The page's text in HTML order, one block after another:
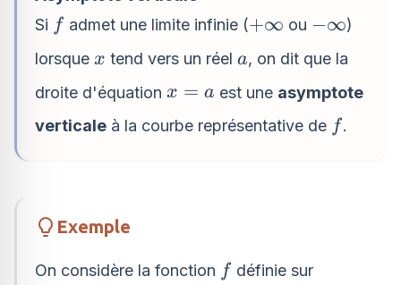
Si ff admet une limite infinie (+\infty
+∞ ou -
−∞)
lorsque x
x tend vers un réel a
a, on dit que la
droite d'équation x
a
x = a est une asymptote
verticale à la courbe représentative de ff.
Exemple
On considère la fonction ff définie sur